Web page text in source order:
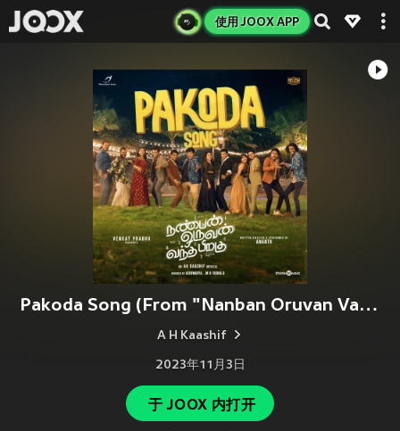
使用 JOOX APP
Pakoda Song (From "Nanban Oruvan Vantha Piragu")
A H Kaashif
2023年11月3日
于 JOOX 内打开